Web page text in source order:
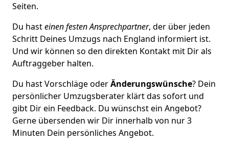
Seiten.
Du hasteinen festen Ansprechpartner, der über jeden
Schritt Deines Umzugs nach England informiert ist.
Und wir können so den direkten Kontakt mit Dir als
Auftraggeber halten.
Du hast Vorschläge oderÄnderungswünsche? Dein
persönlicher Umzugsberater klärt das sofort und
gibt Dir ein Feedback. Du wünschst ein Angebot?
Gerne übersenden wir Dir innerhalb von nur3
Minuten Dein persönliches Angebot.